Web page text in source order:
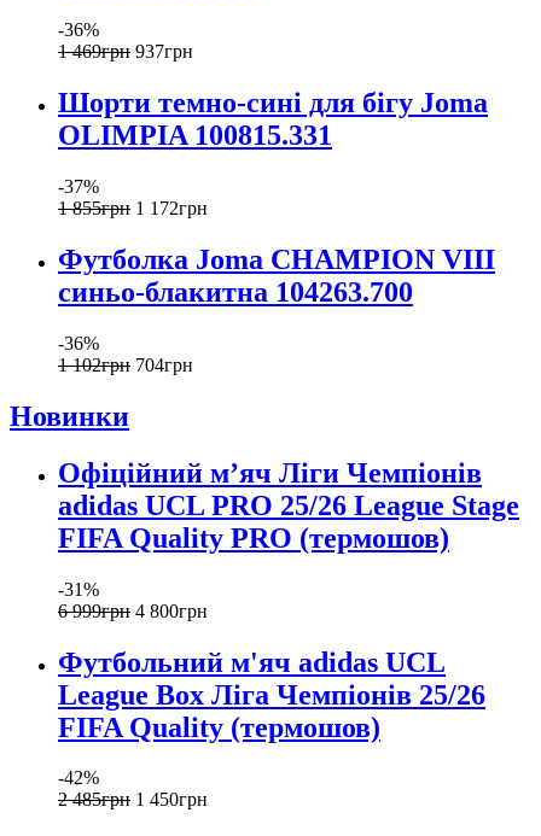
-36%
1 469грн 937грн
Шорти темно-сині для бігу Joma
OLIMPIA 100815.331
-37%
1 855грн 1 172грн
Футболка Joma CHAMPION VIII
синьо-блакитна 104263.700
-36%
1 102грн 704грн
Новинки
Офіційний мʼяч Ліги Чемпіонів
adidas UCL PRO 25/26 League Stage
FIFA Quality PRO (термошов)
-31%
6 999грн 4 800грн
Футбольний м'яч adidas UCL
League Box Ліга Чемпіонів 25/26
FIFA Quality (термошов)
-42%
2 485грн 1 450грн